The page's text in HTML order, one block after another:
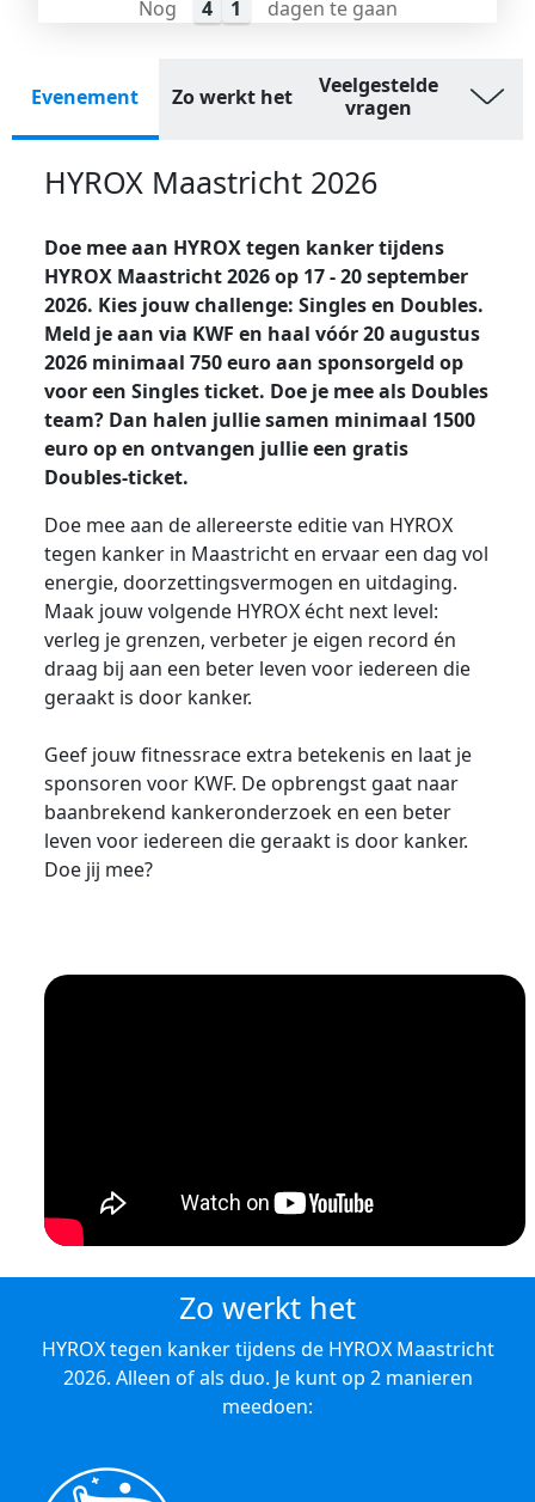
Nog 4 1 dagen te gaan
Evenement Zo werkt het
Veelgestelde
vragen
HYROX Maastricht 2026
Doe mee aan HYROX tegen kanker tijdens
HYROX Maastricht 2026 op 17 - 20 september
2026. Kies jouw challenge: Singles en Doubles.
Meld je aan via KWF en haal vóór 20 augustus
2026 minimaal 750 euro aan sponsorgeld op
voor een Singles ticket. Doe je mee als Doubles
team? Dan halen jullie samen minimaal 1500
euro op en ontvangen jullie een gratis
Doubles-ticket.
Doe mee aan de allereerste editie van HYROX
tegen kanker in Maastricht en ervaar een dag vol
energie, doorzettingsvermogen en uitdaging.
Maak jouw volgende HYROX écht next level:
verleg je grenzen, verbeter je eigen record én
draag bij aan een beter leven voor iedereen die
geraakt is door kanker.
Geef jouw fitnessrace extra betekenis en laat je
sponsoren voor KWF. De opbrengst gaat naar
baanbrekend kankeronderzoek en een beter
leven voor iedereen die geraakt is door kanker.
Doe jij mee?
Zo werkt het
HYROX tegen kanker tijdens de HYROX Maastricht
2026. Alleen of als duo. Je kunt op 2 manieren
meedoen: